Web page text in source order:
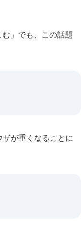
」でも、この話題
が重くなることに